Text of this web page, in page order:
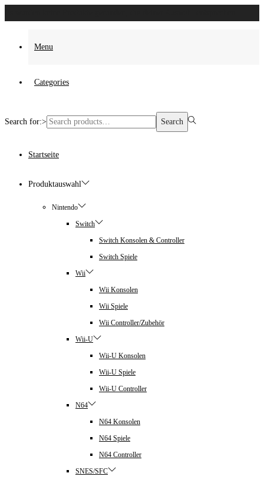
Menu
Categories
Search for:> Search
Startseite
Produktauswahl
Nintendo
Switch
Switch Konsolen & Controller
Switch Spiele
Wii
Wii Konsolen
Wii Spiele
Wii Controller/Zubehör
Wii-U
Wii-U Konsolen
Wii-U Spiele
Wii-U Controller
N64
N64 Konsolen
N64 Spiele
N64 Controller
SNES/SFC